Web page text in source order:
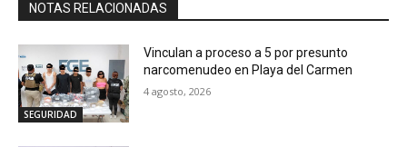
NOTAS RELACIONADAS
SEGURIDAD
Vinculan a proceso a 5 por presunto
narcomenudeo en Playa del Carmen
4 agosto, 2026